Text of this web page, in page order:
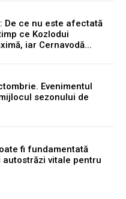
De ce nu este afectată
ce Kozlodui
iar Cernavodă...
Evenimentul
sezonului de
fi fundamentată
vitale pentru